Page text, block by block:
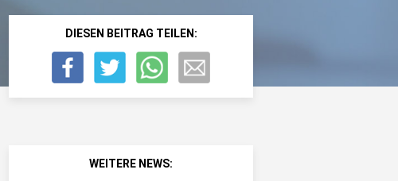
DIESEN BEITRAG TEILEN:
WEITERE NEWS: